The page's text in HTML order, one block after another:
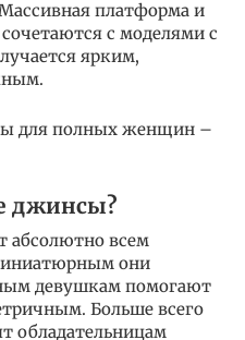
платформа и
с моделями с
ярким,
для полных женщин –
джинсы?
абсолютно всем
они
девушкам помогают
Больше всего
обладательницам